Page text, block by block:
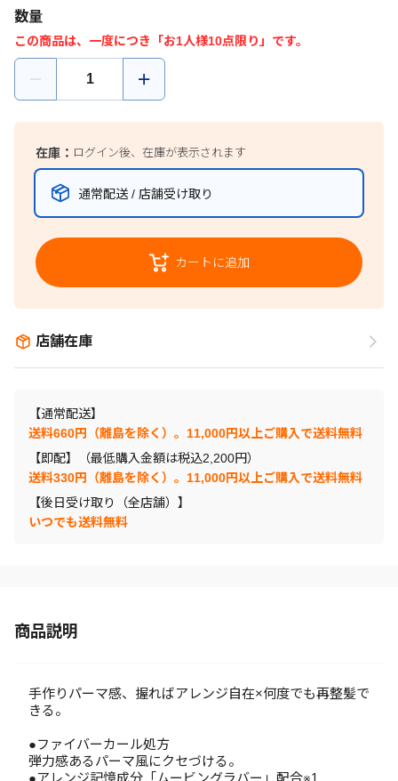
数量
この商品は、一度につき「お1人様10点限り」です。
在庫： ログイン後、在庫が表示されます
通常配送 / 店舗受け取り
カートに追加
店舗在庫
【通常配送】
送料660円（離島を除く）。11,000円以上ご購入で送料無料
【即配】（最低購入金額は税込2,200円）
送料330円（離島を除く）。11,000円以上ご購入で送料無料
【後日受け取り（全店舗）】
いつでも送料無料
商品説明
手作りパーマ感、握ればアレンジ自在×何度でも再整髪で
きる。
●ファイバーカール処方
弾力感あるパーマ風にクセづける。
●アレンジ記憶成分「ムービングラバー」配合※1